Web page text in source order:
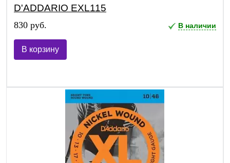
D'ADDARIO EXL115
830 руб. В наличии
В корзину